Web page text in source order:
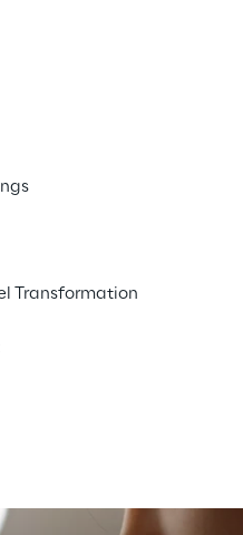
Transformation
Ergebnisse
Pulse ist nicht
Anders als übliche
revolutionären
agile Dashboard-
Die analytischen
Leistungssteigerung
von über 20% und
beinhalten neue
Anfragen